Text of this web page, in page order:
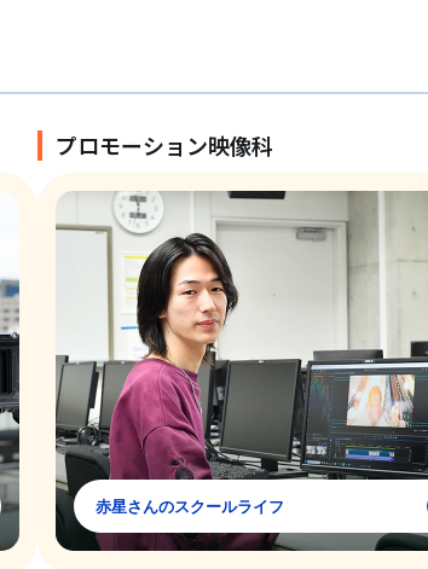
プロモーション映像科
赤星さんのスクールライフ